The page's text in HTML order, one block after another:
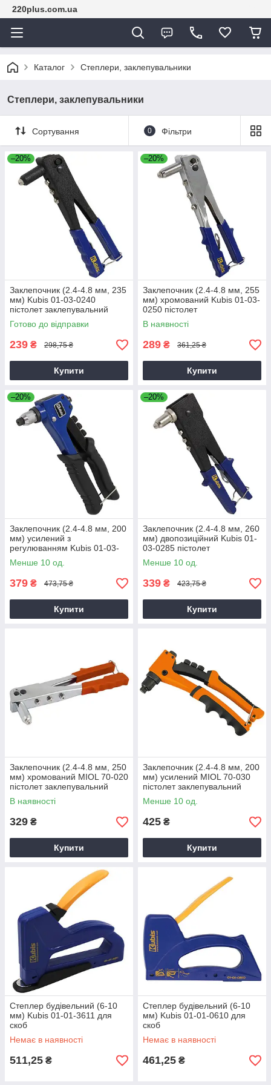
220plus.com.ua
Каталог Степлери, заклепувальники
Степлери, заклепувальники
Сортування 0 Фільтри
–20%
Заклепочник (2.4-4.8 мм, 235
мм) Kubis 01-03-0240
пістолет заклепувальний
Готово до відправки
239 ₴ 298,75 ₴
Купити
–20%
Заклепочник (2.4-4.8 мм, 255
мм) хромований Kubis 01-03-
0250 пістолет
заклепувальний
В наявності
289 ₴ 361,25 ₴
Купити
–20%
Заклепочник (2.4-4.8 мм, 200
мм) усилений з
регулюванням Kubis 01-03-
1201 пістолет
заклепувальний
Менше 10 од.
379 ₴ 473,75 ₴
Купити
–20%
Заклепочник (2.4-4.8 мм, 260
мм) двопозиційний Kubis 01-
03-0285 пістолет
заклепувальний
Менше 10 од.
339 ₴ 423,75 ₴
Купити
Заклепочник (2.4-4.8 мм, 250
мм) хромований MIOL 70-020
пістолет заклепувальний
В наявності
329 ₴
Купити
Заклепочник (2.4-4.8 мм, 200
мм) усилений MIOL 70-030
пістолет заклепувальний
Менше 10 од.
425 ₴
Купити
Степлер будівельний (6-10
мм) Kubis 01-01-3611 для
скоб
Немає в наявності
511,25 ₴
Степлер будівельний (6-10
мм) Kubis 01-01-0610 для
скоб
Немає в наявності
461,25 ₴